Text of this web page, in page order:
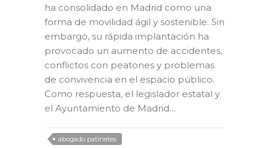
ha consolidado en Madrid como una
forma de movilidad ágil y sostenible. Sin
embargo, su rápida implantación ha
provocado un aumento de accidentes,
conflictos con peatones y problemas
de convivencia en el espacio público.
Como respuesta, el legislador estatal y
el Ayuntamiento de Madrid…
abogado patinetes